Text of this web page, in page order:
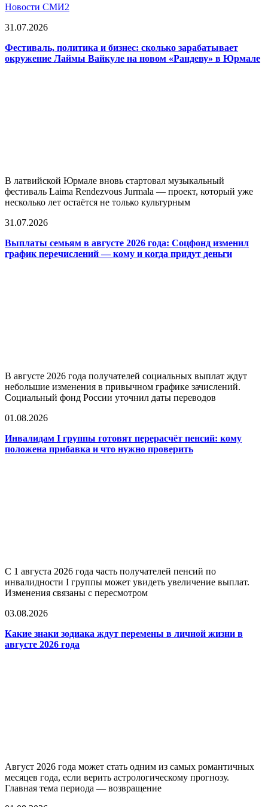
Новости СМИ2
31.07.2026
Фестиваль, политика и бизнес: сколько зарабатывает
окружение Лаймы Вайкуле на новом «Рандеву» в Юрмале
В латвийской Юрмале вновь стартовал музыкальный
фестиваль Laima Rendezvous Jurmala — проект, который уже
несколько лет остаётся не только культурным
31.07.2026
Выплаты семьям в августе 2026 года: Соцфонд изменил
график перечислений — кому и когда придут деньги
В августе 2026 года получателей социальных выплат ждут
небольшие изменения в привычном графике зачислений.
Социальный фонд России уточнил даты переводов
01.08.2026
Инвалидам I группы готовят перерасчёт пенсий: кому
положена прибавка и что нужно проверить
С 1 августа 2026 года часть получателей пенсий по
инвалидности I группы может увидеть увеличение выплат.
Изменения связаны с пересмотром
03.08.2026
Какие знаки зодиака ждут перемены в личной жизни в
августе 2026 года
Август 2026 года может стать одним из самых романтичных
месяцев года, если верить астрологическому прогнозу.
Главная тема периода — возвращение